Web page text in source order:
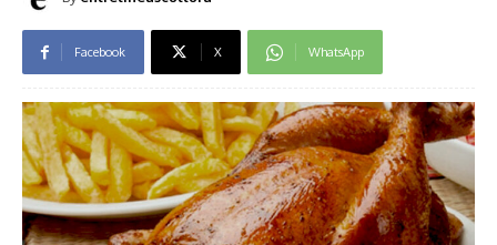
Facebook X WhatsApp